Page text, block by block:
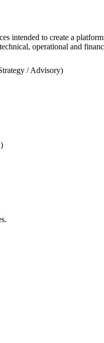
intended to create a
operational and
/ Advisory)